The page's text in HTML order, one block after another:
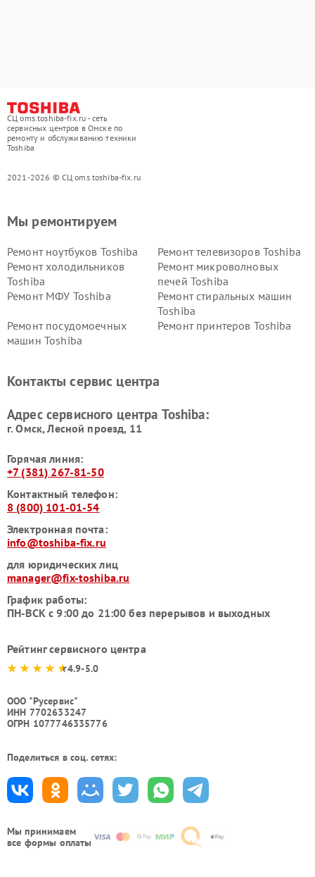
СЦ oms.toshiba-fix.ru - сеть
сервисных центров в Омске по
ремонту и обслуживанию техники
Toshiba
2021-2026 © СЦ oms.toshiba-fix.ru
Мы принимаем
все формы оплаты
Мы ремонтируем
Ремонт ноутбуков Toshiba
Ремонт телевизоров Toshiba
Ремонт холодильников
Toshiba
Ремонт микроволновых
печей Toshiba
Ремонт МФУ Toshiba
Ремонт стиральных машин
Toshiba
Ремонт посудомоечных
машин Toshiba
Ремонт принтеров Toshiba
Контакты сервис центра
Адрес сервисного центра Toshiba:
г. Омск, ​Лесной проезд, 11
Горячая линия:
+7 (381) 267-81-50
Контактный телефон:
8 (800) 101-01-54
Электронная почта:
info@toshiba-fix.ru
для юридических лиц
manager@fix-toshiba.ru
График работы:
ПН-ВСК с 9:00 до 21:00 без перерывов и выходных
Рейтинг сервисного центра
4.9-5.0
ООО "Русервис"
ИНН 7702633247
ОГРН 1077746335776
Поделиться в соц. сетях: